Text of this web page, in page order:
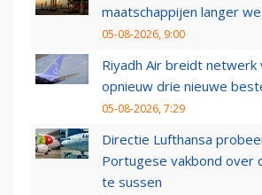
maatschappijen langer
05-08-2026, 9:00
Riyadh Air breidt netwerk
opnieuw drie nieuwe
05-08-2026, 7:29
Directie Lufthansa
Portugese vakbond over
te sussen